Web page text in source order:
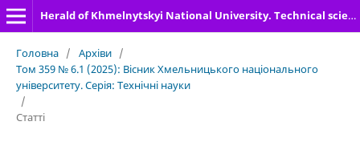
Herald of Khmelnytskyi National University. Technical sciences
Головна / Архіви /
Том 359 № 6.1 (2025): Вісник Хмельницького національного
університету. Серія: Технічні науки
/
Статті